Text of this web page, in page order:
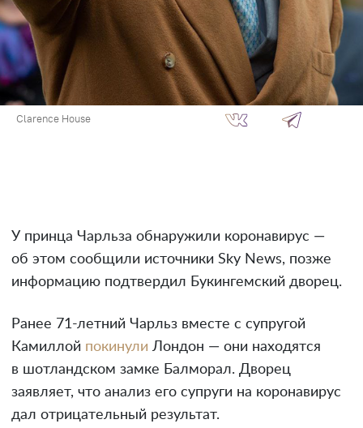
Clarence House
У принца Чарльза обнаружили коронавирус —
об этом сообщили источники Sky News, позже
информацию подтвердил Букингемский дворец.
Ранее 71-летний Чарльз вместе с супругой
Камиллой покинули Лондон — они находятся
в шотландском замке Балморал. Дворец
заявляет, что анализ его супруги на коронавирус
дал отрицательный результат.